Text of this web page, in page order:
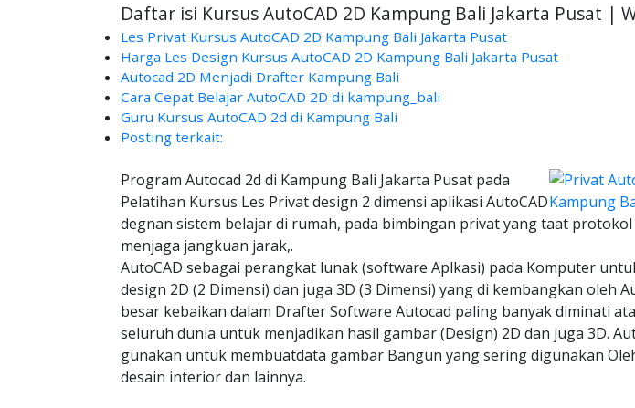
Daftar isi Kursus AutoCAD 2D Kampung Bali Jakarta Pusat |
Les Privat Kursus AutoCAD 2D Kampung Bali Jakarta Pusat
Harga Les Design Kursus AutoCAD 2D Kampung Bali Jakarta Pusat
Autocad 2D Menjadi Drafter Kampung Bali
Cara Cepat Belajar AutoCAD 2D di kampung_bali
Guru Kursus AutoCAD 2d di Kampung Bali
Posting terkait:
Program Autocad 2d di Kampung Bali Jakarta Pusat pada
Pelatihan Kursus Les Privat design 2 dimensi aplikasi AutoCAD
degnan sistem belajar di rumah, pada bimbingan privat yang taat
menjaga jangkuan jarak,.
AutoCAD sebagai perangkat lunak (software Aplkasi) pada Komputer
design 2D (2 Dimensi) dan juga 3D (3 Dimensi) yang di kembangkan oleh
besar kebaikan dalam Drafter Software Autocad paling banyak diminati
seluruh dunia untuk menjadikan hasil gambar (Design) 2D dan juga 3D.
gunakan untuk membuatdata gambar Bangun yang sering digunakan
desain interior dan lainnya.